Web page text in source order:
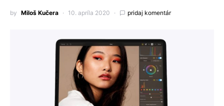
by Miloš Kučera 10. apríla 2020 pridaj komentár